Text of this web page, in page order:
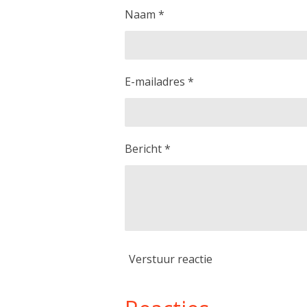
Naam *
E-mailadres *
Bericht *
Verstuur reactie